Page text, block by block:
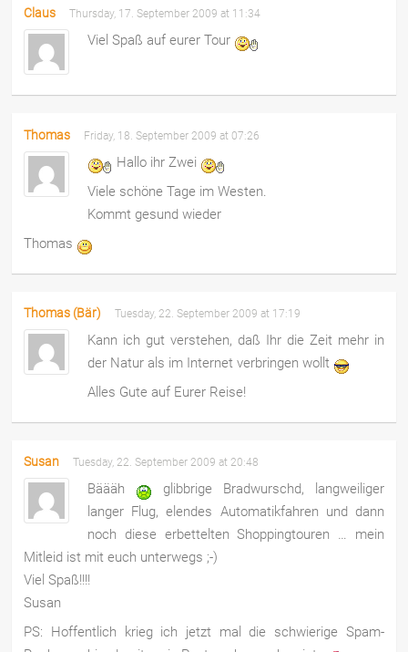
Claus Thursday, 17. September 2009 at 11:34
Viel Spaß auf eurer Tour
Thomas Friday, 18. September 2009 at 07:26
Hallo ihr Zwei
Viele schöne Tage im Westen.
Kommt gesund wieder
Thomas
Thomas (Bär) Tuesday, 22. September 2009 at 17:19
Kann ich gut verstehen, daß Ihr die Zeit mehr in
der Natur als im Internet verbringen wollt
Alles Gute auf Eurer Reise!
Susan Tuesday, 22. September 2009 at 20:48
Bäääh
glibbrige Bradwurschd, langweiliger
langer Flug, elendes Automatikfahren und dann
noch diese erbettelten Shoppingtouren … mein
Mitleid ist mit euch unterwegs ;-)
Viel Spaß!!!!
Susan
PS: Hoffentlich krieg ich jetzt mal die schwierige Spam-